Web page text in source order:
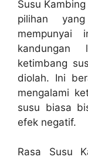
Susu
pilihan
mempunyai
ketimbang
diolah. Ini
mengalami
susu biasa
efek negatif.
Rasa Susu